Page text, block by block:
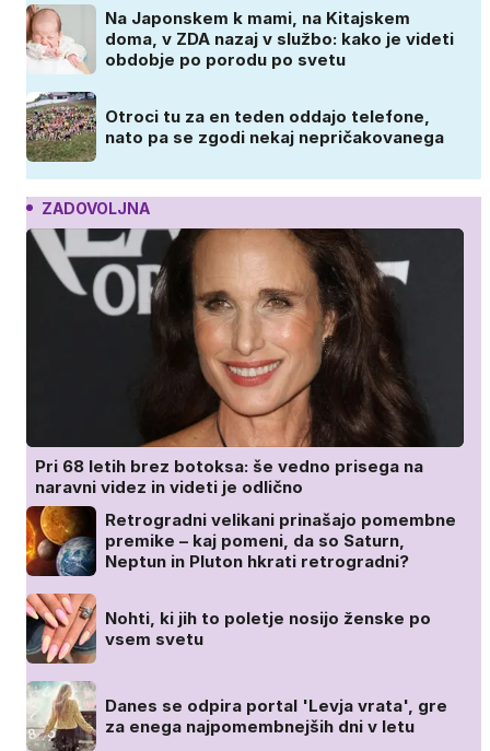
Na Japonskem k mami, na Kitajskem
doma, v ZDA nazaj v službo: kako je videti
obdobje po porodu po svetu
Otroci tu za en teden oddajo telefone,
nato pa se zgodi nekaj nepričakovanega
ZADOVOLJNA
Pri 68 letih brez botoksa: še vedno prisega na
naravni videz in videti je odlično
Retrogradni velikani prinašajo pomembne
premike – kaj pomeni, da so Saturn,
Neptun in Pluton hkrati retrogradni?
Nohti, ki jih to poletje nosijo ženske po
vsem svetu
Danes se odpira portal 'Levja vrata', gre
za enega najpomembnejših dni v letu